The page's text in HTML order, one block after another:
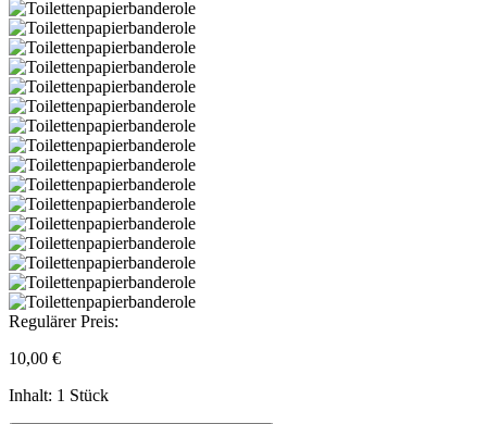
Regulärer Preis:
10,00 €
Inhalt: 1 Stück